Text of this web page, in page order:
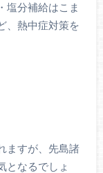
塩分補給はこま
、熱中症対策を
ますが、先島諸
となるでしょ